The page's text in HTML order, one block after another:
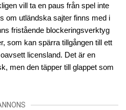
vill ta en paus från spel inte
om utländska sajter finns med i
fristående blockeringsverktyg
som kan spärra tillgången till ett
licensland. Det är en
men den täpper till glappet som